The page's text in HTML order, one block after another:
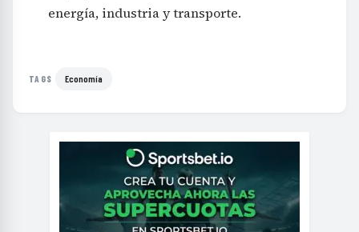
energía, industria y transporte.
TAGS Economía